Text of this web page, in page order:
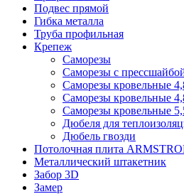
Подвес прямой
Гибка металла
Труба профильная
Крепеж
Саморезы
Саморезы с
Саморезы кровельные
Саморезы кровельные
Саморезы кровельные
Дюбеля для
Дюбель гвозди
Потолочная плита
Металлический штакетник
Забор 3D
Замер